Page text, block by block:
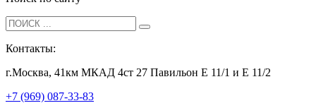
Контакты:
г.Москва, 41км МКАД 4ст 27 Павильон Е 11/1 и Е 11/2
+7 (969) 087-33-83